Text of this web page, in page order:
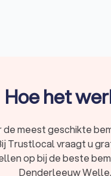
of alimentatie
de behoefte van de
de zorg.
of ontslag:
van de laatste wet- en
Hoe het
de meest geschikte
Trustlocal vraagt u
op bij de beste
Denderleeuw Welle.